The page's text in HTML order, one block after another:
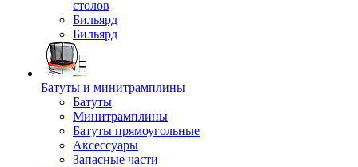
столов
Бильяpд
Бильяpд
Батуты и минитрамплины
Батуты
Минитрамплины
Батуты прямоугольные
Аксессуары
Запасные части